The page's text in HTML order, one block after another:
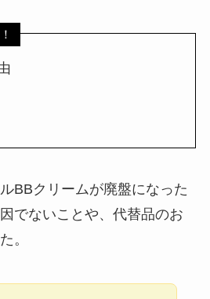
BBクリームが廃盤になった
でないことや、代替品のお
。